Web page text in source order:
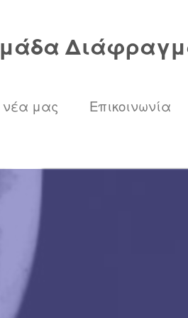
μας Επικοινωνία